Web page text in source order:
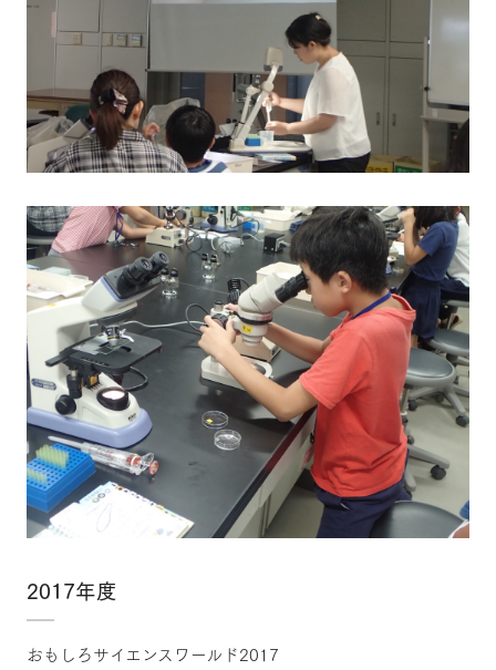
2017年度
おもしろサイエンスワールド2017